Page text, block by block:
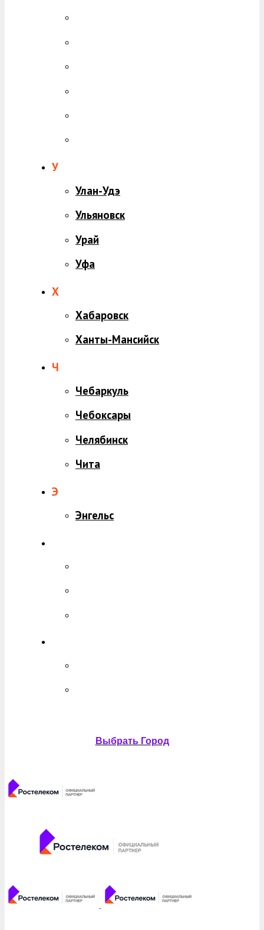
У
Улан-Удэ
Ульяновск
Урай
Уфа
Х
Хабаровск
Ханты-Мансийск
Ч
Чебаркуль
Чебоксары
Челябинск
Чита
Э
Энгельс
Выбрать Город